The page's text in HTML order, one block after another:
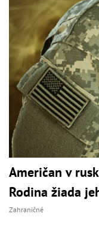
Američan v
Rodina žiada
Zahraničné